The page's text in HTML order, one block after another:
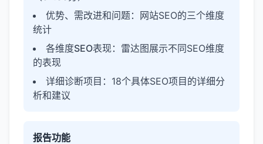
优势、需改进和问题：网站SEO的三个维度
统计
各维度SEO表现：雷达图展示不同SEO维度
的表现
详细诊断项目 ：18个具体SEO项目的详细分
析和建议
报告功能